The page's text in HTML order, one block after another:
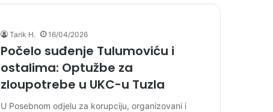
Tarik H. 16/04/2026
Počelo suđenje Tulumoviću i
ostalima: Optužbe za
zloupotrebe u UKC-u Tuzla
U Posebnom odjelu za korupciju, organizovani i